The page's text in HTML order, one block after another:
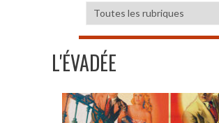
L'ÉVADÉE